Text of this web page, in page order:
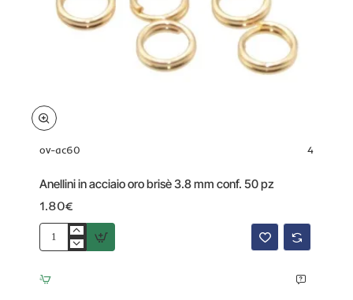
ov-ac60 4
Anellini in acciaio oro brisè 3.8 mm conf. 50 pz
1.80€
Anellini
acciaio
oro